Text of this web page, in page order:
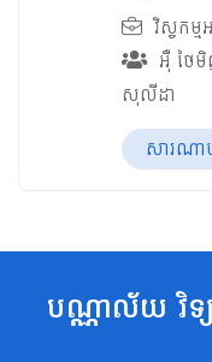
វិស្វកម្
អ៊ឺ ថៃ
សុលីដា
សារណាប
បណ្ណាល័យ វិទ្យ